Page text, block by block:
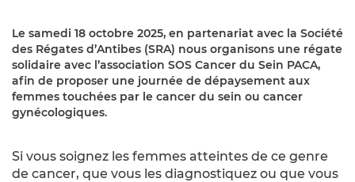
Le samedi 18 octobre 2025, en partenariat avec la Société
des Régates d’Antibes (SRA) nous organisons une régate
solidaire avec l’association SOS Cancer du Sein PACA,
afin de proposer une journée de dépaysement aux
femmes touchées par le cancer du sein ou cancer
gynécologiques.
Si vous soignez les femmes atteintes de ce genre
de cancer, que vous les diagnostiquez ou que vous